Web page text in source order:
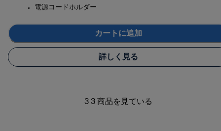
電源コードホルダー
カートに追加
詳しく見る
3 3 商品を見ている